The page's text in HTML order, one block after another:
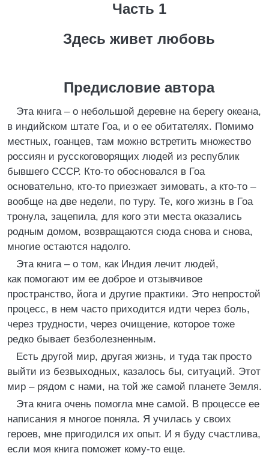
Часть 1
Здесь живет любовь
Предисловие автора
Эта книга – о небольшой деревне на берегу океана,
в индийском штате Гоа, и о ее обитателях. Помимо
местных, гоанцев, там можно встретить множество
россиян и русскоговорящих людей из республик
бывшего СССР. Кто-то обосновался в Гоа
основательно, кто-то приезжает зимовать, а кто-то –
вообще на две недели, по туру. Те, кого жизнь в Гоа
тронула, зацепила, для кого эти места оказались
родным домом, возвращаются сюда снова и снова,
многие остаются надолго.
Эта книга – о том, как Индия лечит людей,
как помогают им ее доброе и отзывчивое
пространство, йога и другие практики. Это непростой
процесс, в нем часто приходится идти через боль,
через трудности, через очищение, которое тоже
редко бывает безболезненным.
Есть другой мир, другая жизнь, и туда так просто
выйти из безвыходных, казалось бы, ситуаций. Этот
мир – рядом с нами, на той же самой планете Земля.
Эта книга очень помогла мне самой. В процессе ее
написания я многое поняла. Я училась у своих
героев, мне пригодился их опыт. И я буду счастлива,
если моя книга поможет кому-то еще.